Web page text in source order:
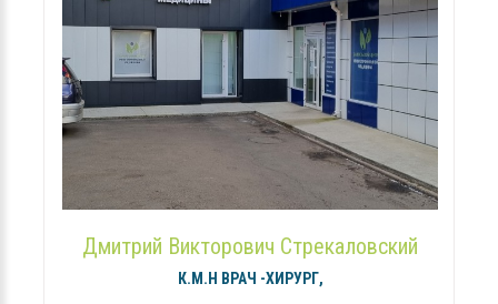
Дмитрий Викторович Стрекаловский
К.М.Н ВРАЧ -ХИРУРГ,